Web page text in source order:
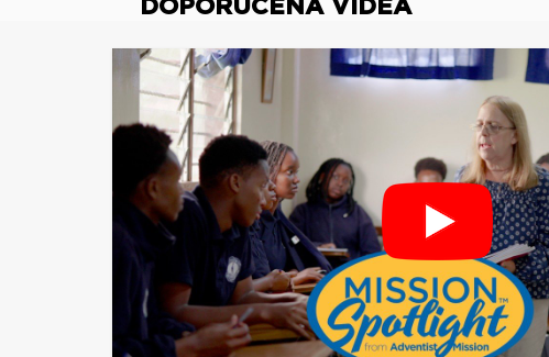
DOPORUČENÁ VIDEA